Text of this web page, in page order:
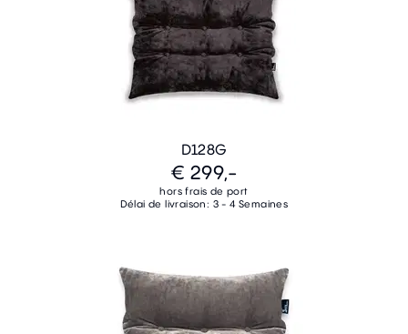
D128G
€ 299,-
hors frais de port
Délai de livraison: 3 - 4 Semaines